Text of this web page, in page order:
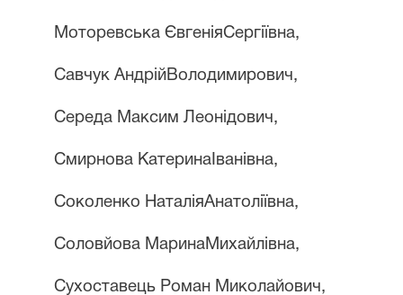
Моторевська ЄвгеніяСергіївна,
Савчук АндрійВолодимирович,
Середа Максим Леонідович,
Смирнова КатеринаІванівна,
Соколенко НаталіяАнатоліївна,
Соловйова МаринаМихайлівна,
Сухоставeць Роман Миколайович,